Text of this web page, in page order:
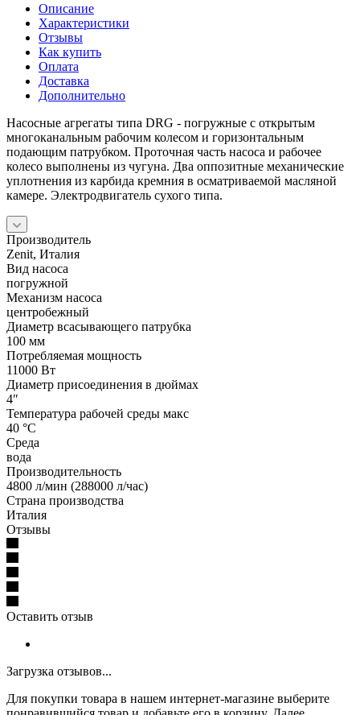
Описание
Характеристики
Отзывы
Как купить
Оплата
Доставка
Дополнительно
Насосные агрегаты типа DRG - погружные с открытым
многоканальным рабочим колесом и горизонтальным
подающим патрубком. Проточная часть насоса и рабочее
колесо выполнены из чугуна. Два оппозитные механические
уплотнения из карбида кремния в осматриваемой масляной
камере. Электродвигатель сухого типа.
Производитель
Zenit, Италия
Вид насоса
погружной
Механизм насоса
центробежный
Диаметр всасывающего патрубка
100 мм
Потребляемая мощность
11000 Вт
Диаметр присоединения в дюймах
4″
Температура рабочей среды макс
40 °С
Среда
вода
Производительность
4800 л/мин (288000 л/час)
Страна производства
Италия
Отзывы
Оставить отзыв
Загрузка отзывов...
Для покупки товара в нашем интернет-магазине выберите